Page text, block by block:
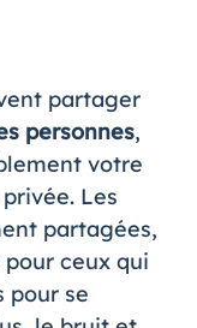
partager
personnes,
votre
Les
partagées,
ceux qui
pour se